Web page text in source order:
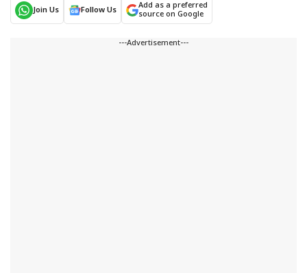
Join Us
Follow Us
Add as a preferred
source on Google
---Advertisement---